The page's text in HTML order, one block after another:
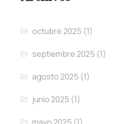
octubre 2025 (1)
septiembre 2025 (1)
agosto 2025 (1)
junio 2025 (1)